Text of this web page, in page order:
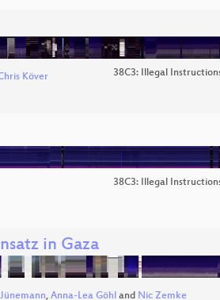
Köver 38C3: Illegal
38C3: Illegal
in Gaza
, Anna-Lea Göhl and Nic Zemke